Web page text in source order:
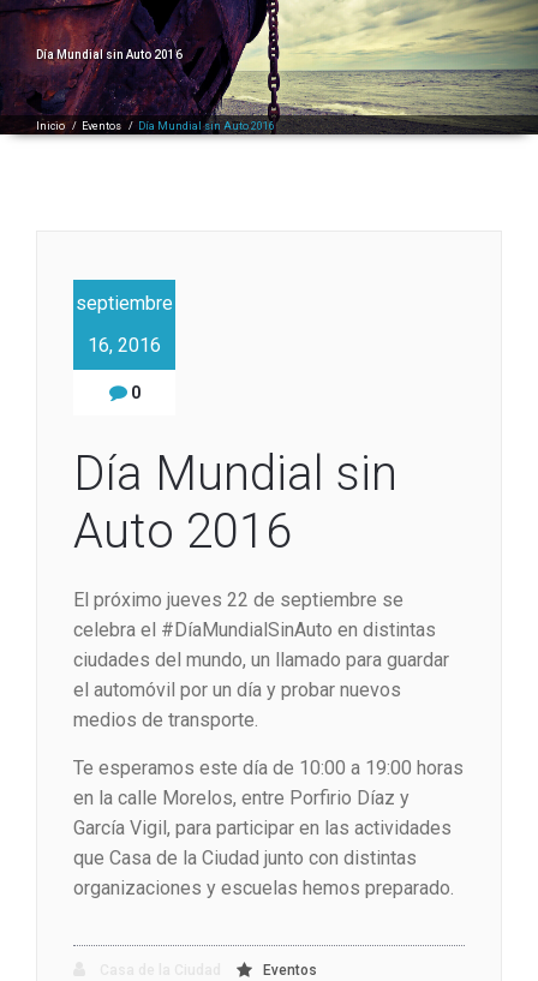
Día Mundial sin Auto 2016
Inicio / Eventos / Día Mundial sin Auto 2016
septiembre
16, 2016
0
Día Mundial sin
Auto 2016
El próximo jueves 22 de septiembre se
celebra el #DíaMundialSinAuto en distintas
ciudades del mundo, un llamado para guardar
el automóvil por un día y probar nuevos
medios de transporte.
Te esperamos este día de 10:00 a 19:00 horas
en la calle Morelos, entre Porfirio Díaz y
García Vigil, para participar en las actividades
que Casa de la Ciudad junto con distintas
organizaciones y escuelas hemos preparado.
Eventos